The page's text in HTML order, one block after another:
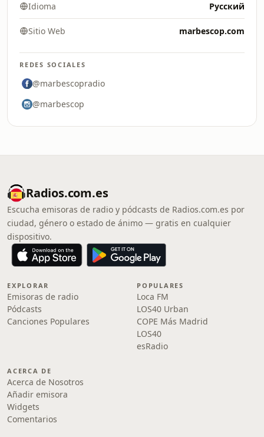
Idioma Русский
Sitio Web marbescop.com
REDES SOCIALES
@marbescopradio
@marbescop
Radios.com.es
Escucha emisoras de radio y pódcasts de Radios.com.es por
ciudad, género o estado de ánimo — gratis en cualquier
dispositivo.
EXPLORAR
Emisoras de radio
Pódcasts
Canciones Populares
POPULARES
Loca FM
LOS40 Urban
COPE Más Madrid
LOS40
esRadio
ACERCA DE
Acerca de Nosotros
Añadir emisora
Widgets
Comentarios